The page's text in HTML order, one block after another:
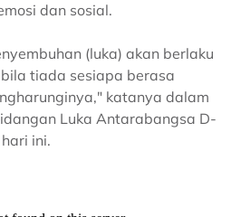
dan sosial.
(luka) akan berlaku
tiada sesiapa berasa
katanya dalam
Luka Antarabangsa D-
ini.